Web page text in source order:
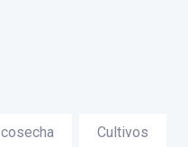
cosecha Cultivos